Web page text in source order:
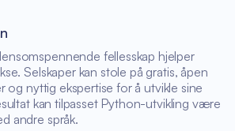
fellesskap hjelper
Selskaper kan stole på gratis, åpen
og nyttig ekspertise for å utvikle sine
kan tilpasset Python-utvikling være
andre språk.